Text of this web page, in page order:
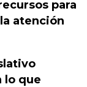
para
atención
lo que